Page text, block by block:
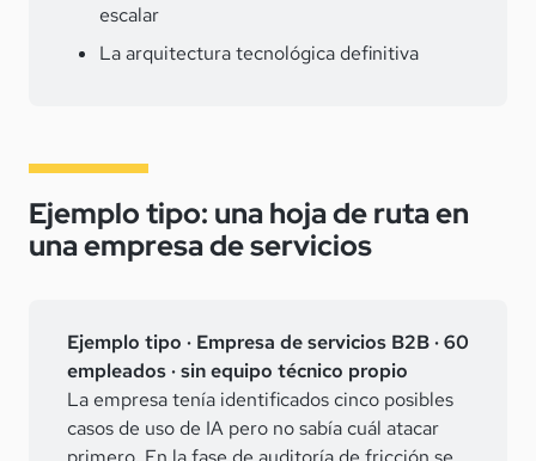
escalar
La arquitectura tecnológica definitiva
Ejemplo tipo: una hoja de ruta en
una empresa de servicios
Ejemplo tipo · Empresa de servicios B2B · 60
empleados · sin equipo técnico propio
La empresa tenía identificados cinco posibles
casos de uso de IA pero no sabía cuál atacar